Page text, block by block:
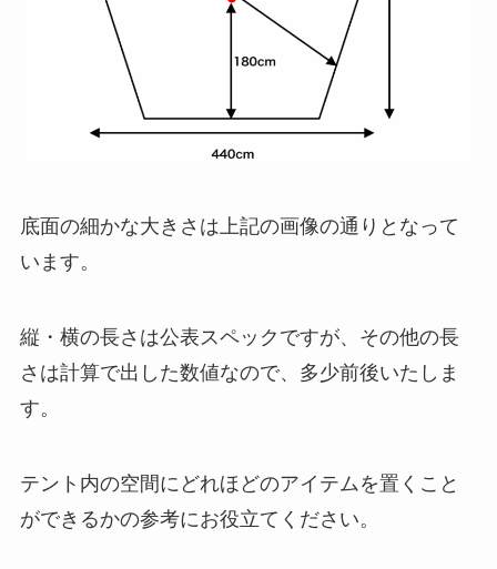
底面の細かな大きさは上記の画像の通りとなって
います。
縦・横の長さは公表スペックですが、その他の長
さは計算で出した数値なので、多少前後いたしま
す。
テント内の空間にどれほどのアイテムを置くこと
ができるかの参考にお役立てください。